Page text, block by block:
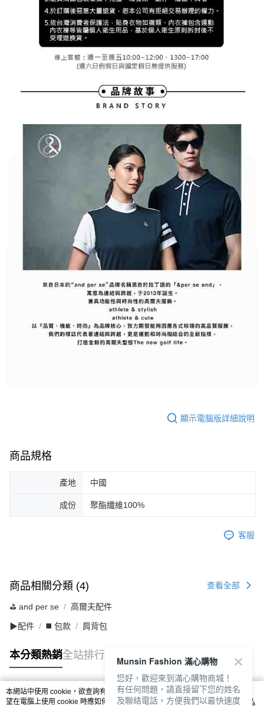
顯示電腦版詳細說明
商品規格
產地 中國
成份 聚酯纖維100%
客服
商品相關分類 (4) 查看全部
⛳️ and per se 高爾夫配件
▶配件 ◼️ 包款 肩背包
本分類熱銷全站排行
熱門標籤
本網站中使用 cookie，欲查詢有關本網站使用 cookie 方式之詳情，及若您不希
望在電腦上使用 cookie 時應如何變更電腦的 cookie 設定，請參閱本網站「
隱私
Munsin Fashion 滿心購物
您好，歡迎來到滿心購物商城！
有任何問題，請直接留下您的姓名
及聯絡電話，方便我們以最快速度